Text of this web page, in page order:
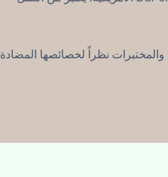
نظراً لخصائصها المضادة